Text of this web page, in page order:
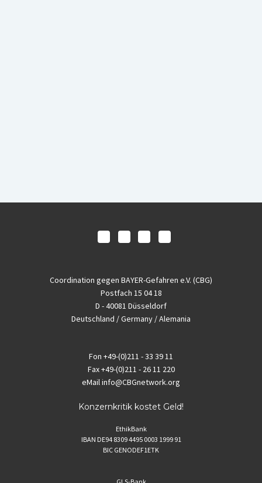
Coordination gegen BAYER-Gefahren e.V. (CBG)
Postfach 15 04 18
D - 40081 Düsseldorf
Deutschland / Germany / Alemania
Fon +49-(0)211 - 33 39 11
Fax+49-(0)211 - 26 11 220
eMailinfo@CBGnetwork.org
Konzernkritik kostet Geld!
EthikBank
IBAN DE94 8309 4495 0003 1999 91
BIC GENODEF1ETK